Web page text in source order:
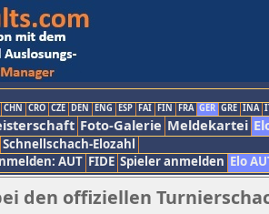
CHN CRO CZE DEN ENG ESP FAI FIN FRA GER GRE INA
Foto-Galerie Meldekartei
Schnellschach-Elozahl
AUT FIDE Spieler anmelden Elo
den offiziellen